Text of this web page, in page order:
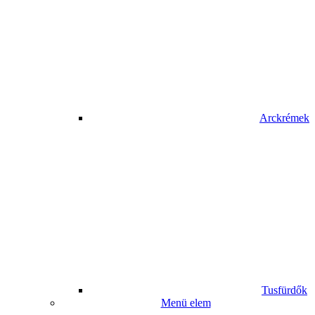
Arckrémek
Tusfürdők
Menü elem